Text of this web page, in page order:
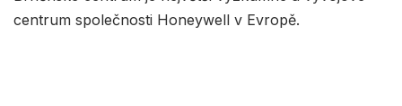
centrum společnosti Honeywell v Evropě.